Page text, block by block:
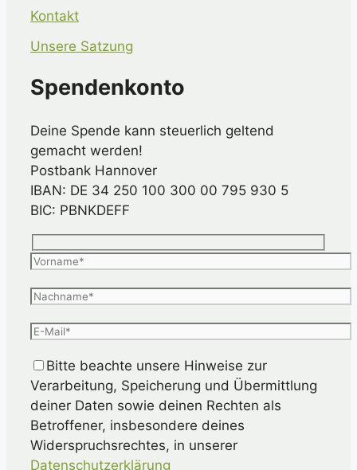
Kontakt
Unsere Satzung
Spendenkonto
Deine Spende kann steuerlich geltend
gemacht werden!
Postbank Hannover
IBAN: DE 34 250 100 300 00 795 930 5
BIC: PBNKDEFF
Bitte beachte unsere Hinweise zur
Verarbeitung, Speicherung und Übermittlung
deiner Daten sowie deinen Rechten als
Betroffener, insbesondere deines
Widerspruchsrechtes, in unserer
Datenschutzerklärung